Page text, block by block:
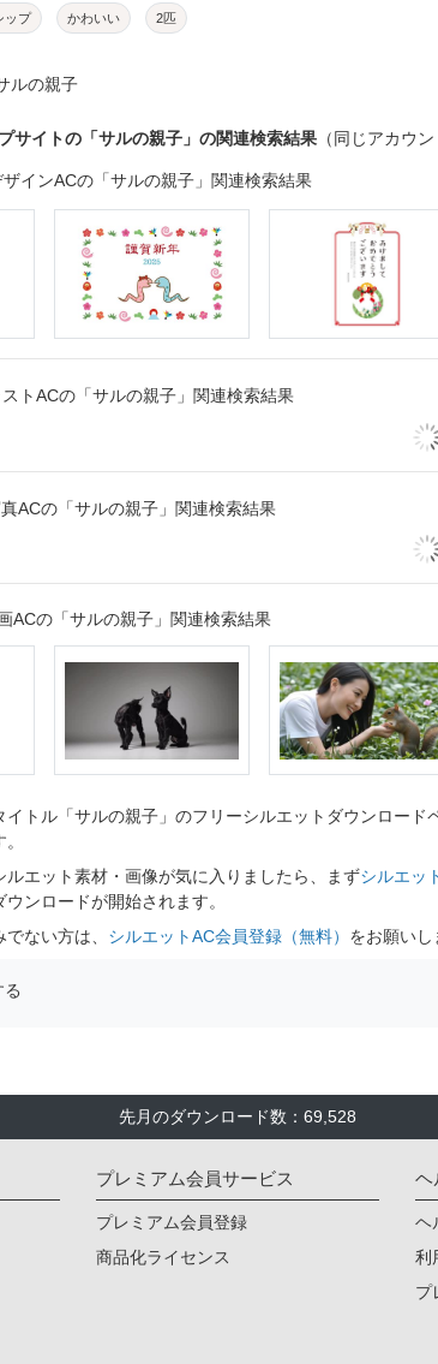
ップ かわいい 2匹
ルの親子
サイトの「サルの親子」の関連検索結果 （同じアカウ
ザインACの「サルの親子」関連検索結果
トACの「サルの親子」関連検索結果
ACの「サルの親子」関連検索結果
ACの「サルの親子」関連検索結果
イトル「サルの親子」のフリーシルエットダウンロー
ルエット素材・画像が気に入りましたら、まずシルエッ
ンロードが開始されます。
ない方は、 シルエットAC会員登録（無料） をお願いし
先月のダウンロード数：69,528
プレミアム会員サービス
プレミアム会員登録
商品化ライセンス
ヘ
ヘ
利
プ